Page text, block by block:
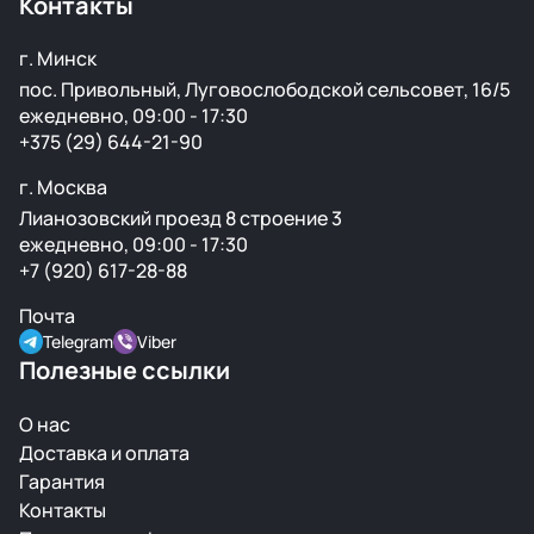
г. Минск
пос. Привольный, Луговослободской сельсовет, 16/5
ежедневно, 09:00 - 17:30
+375 (29) 644-21-90
г. Москва
Лианозовский проезд 8 строение 3
ежедневно, 09:00 - 17:30
+7 (920) 617-28-88
Почта
Telegram Viber
Полезные ссылки
О нас
Доставка и оплата
Гарантия
Контакты